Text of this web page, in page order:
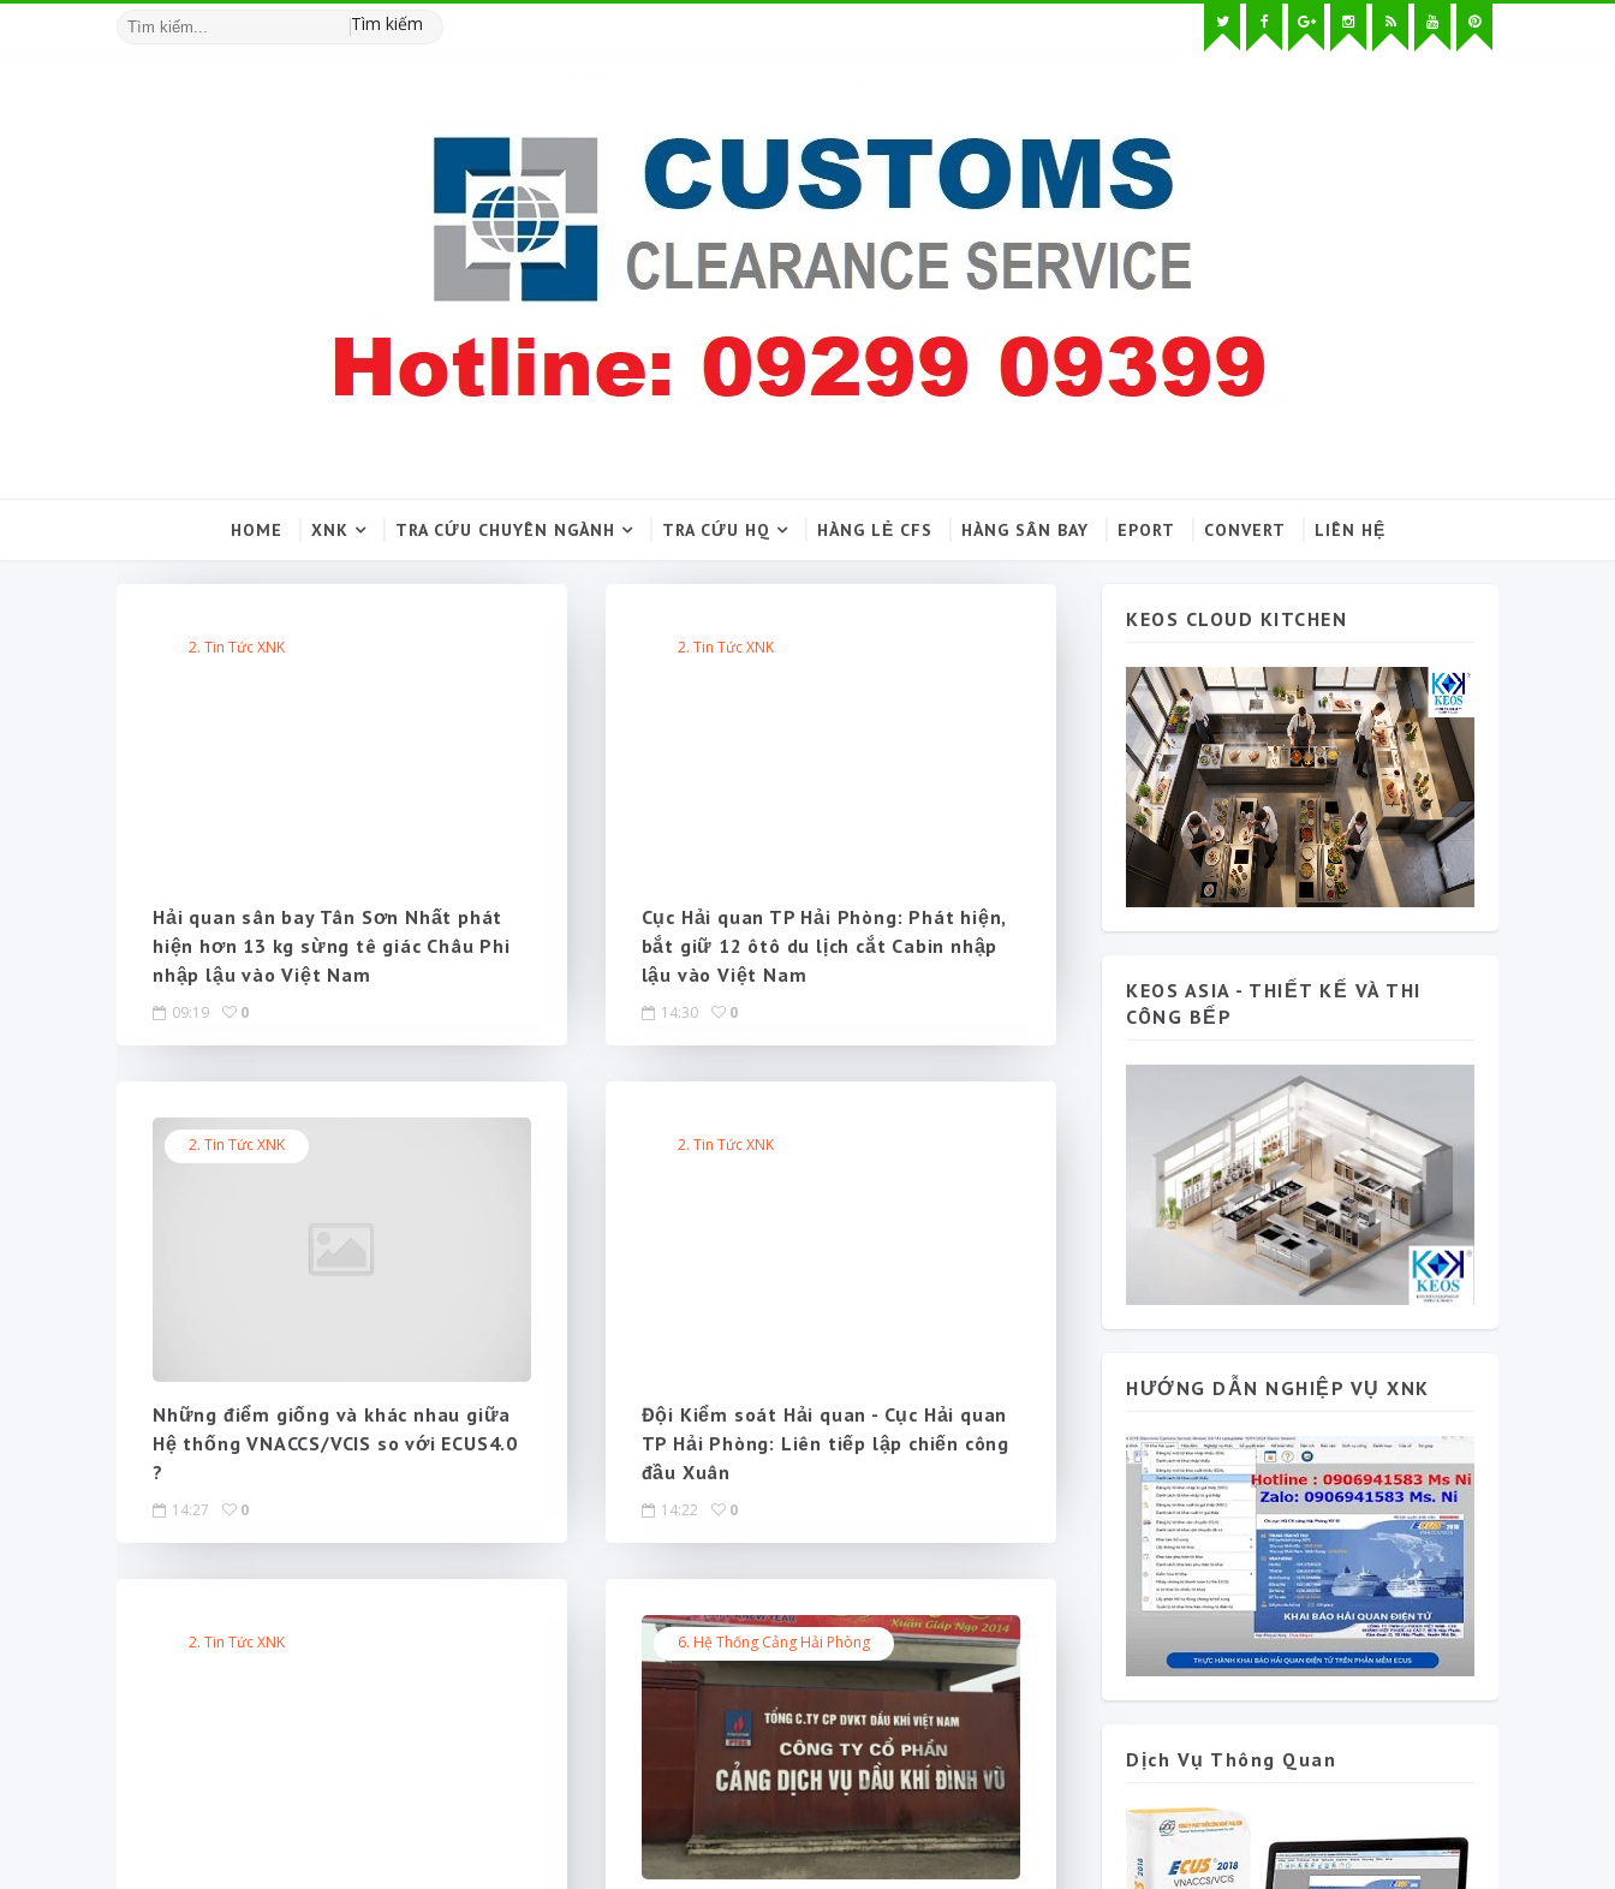
Tìm kiếm
HOME XNK TRA CỨU CHUYÊN NGÀNH TRA CỨU HQ HÀNG LẺ CFS HÀNG SÂN BAY EPORT CONVERT LIÊN HỆ
2. Tin Tức XNK
Hải quan sân bay Tân Sơn Nhất phát
hiện hơn 13 kg sừng tê giác Châu Phi
nhập lậu vào Việt Nam
09:19 0
2. Tin Tức XNK
Cục Hải quan TP Hải Phòng: Phát hiện,
bắt giữ 12 ôtô du lịch cắt Cabin nhập
lậu vào Việt Nam
14:30 0
2. Tin Tức XNK
Những điểm giống và khác nhau giữa
Hệ thống VNACCS/VCIS so với ECUS4.0
?
14:27 0
2. Tin Tức XNK
Đội Kiểm soát Hải quan - Cục Hải quan
TP Hải Phòng: Liên tiếp lập chiến công
đầu Xuân
14:22 0
2. Tin Tức XNK 6. Hệ Thống Cảng Hải Phòng
KEOS CLOUD KITCHEN
KEOS ASIA - THIẾT KẾ VÀ THI
CÔNG BẾP
HƯỚNG DẪN NGHIỆP VỤ XNK
Dịch Vụ Thông Quan